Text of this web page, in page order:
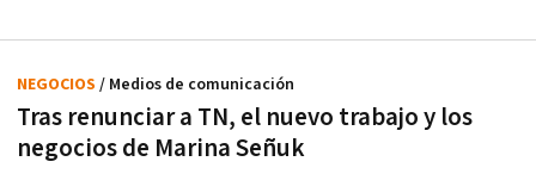
Tras renunciar a TN, el nuevo trabajo y los
negocios de Marina Señuk
NEGOCIOS / Medios de comunicación